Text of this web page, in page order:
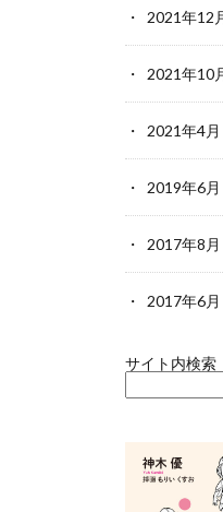
2021年12
2021年10
2021年4月
2019年6月
2017年8月
2017年6月
サイト内検索